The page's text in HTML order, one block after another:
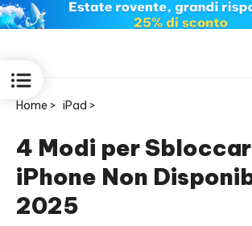
ReiBoot
for iOS
Home > iPad >
4 Modi per
iPhone Non
2025